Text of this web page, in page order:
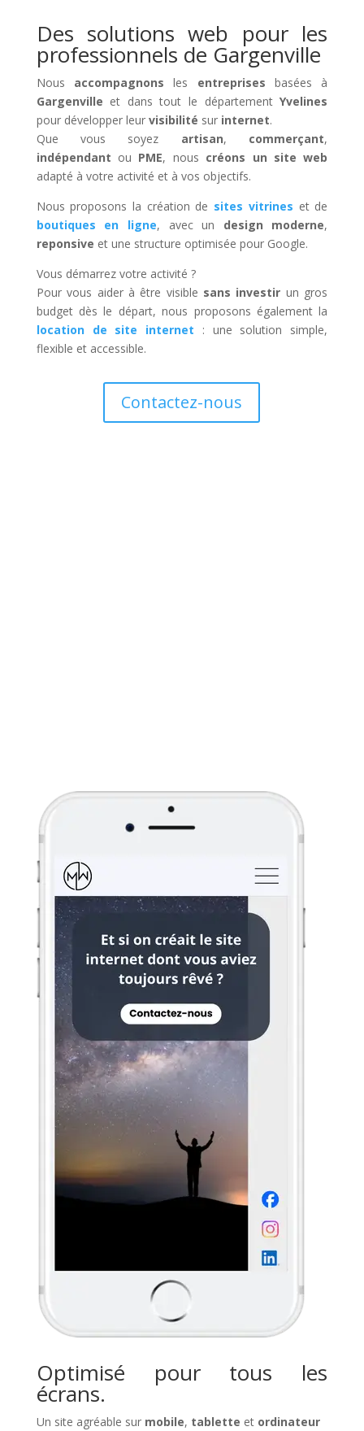
Des solutions web pour les
professionnels de Gargenville
Nous accompagnons les entreprises basées à
Gargenville et dans tout le départementYvelines
pour développer leur visibilité sur internet.
Que vous soyez artisan, commerçant,
indépendant ou PME, nous créons un site web
adapté à votre activité et à vos objectifs.
Nous proposons la création de sites vitrines et de
boutiques en ligne, avec un design moderne,
reponsive et une structure optimisée pour Google.
Vous démarrez votre activité ?
Pour vous aider à être visible sans investir un gros
budget dès le départ, nous proposons également la
location de site internet : une solution simple,
flexible et accessible.
Contactez-nous
Optimisé pour tous les
écrans.
Un site agréable sur mobile, tablette et ordinateur